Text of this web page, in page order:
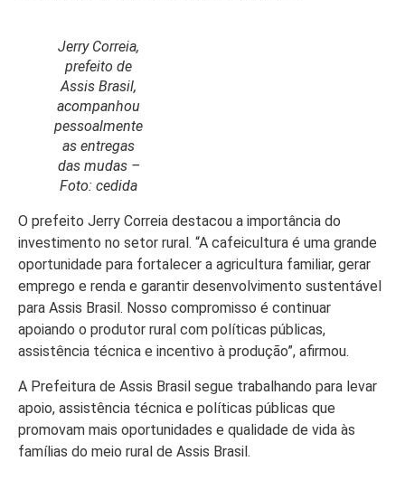
Jerry Correia,
prefeito de
Assis Brasil,
acompanhou
pessoalmente
as entregas
das mudas –
Foto: cedida
O prefeito Jerry Correia destacou a importância do
investimento no setor rural. “A cafeicultura é uma grande
oportunidade para fortalecer a agricultura familiar, gerar
emprego e renda e garantir desenvolvimento sustentável
para Assis Brasil. Nosso compromisso é continuar
apoiando o produtor rural com políticas públicas,
assistência técnica e incentivo à produção”, afirmou.
A Prefeitura de Assis Brasil segue trabalhando para levar
apoio, assistência técnica e políticas públicas que
promovam mais oportunidades e qualidade de vida às
famílias do meio rural de Assis Brasil.